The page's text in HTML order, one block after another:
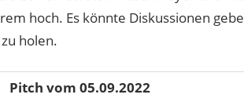
hoch. Es könnte Diskussionen
holen.
Pitch vom 05.09.2022